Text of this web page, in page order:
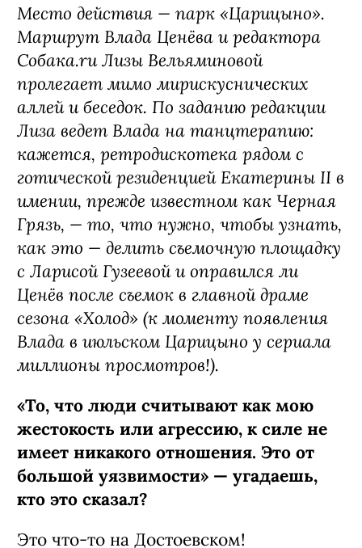
Место действия — парк «Царицыно».
Маршрут Влада Ценёва и редактора
Собака.ru Лизы Вельяминовой
пролегает мимо мирискуснических
аллей и беседок. По заданию редакции
Лиза ведет Влада на танцтерапию:
кажется, ретродискотека рядом с
готической резиденцией Екатерины II в
имении, прежде известном как Черная
Грязь, — то, что нужно, чтобы узнать,
как это — делить съемочную площадку
с Ларисой Гузеевой и оправился ли
Ценёв после съемок в главной драме
сезона «Холод» (к моменту появления
Влада в июльском Царицыно у сериала
миллионы просмотров!).
«То, что люди считывают как мою
жестокость или агрессию, к силе не
имеет никакого отношения. Это от
большой уязвимости» — угадаешь,
кто это сказал?
Это что-то на Достоевском!